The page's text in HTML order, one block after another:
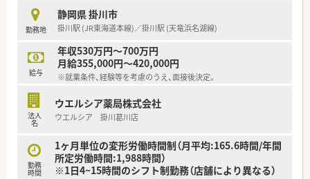
■育児休暇は3歳まで取得が可能で、時短制度は小学5年生まで
時短勤務ができるよう変更予定です。
■年間休日が120日とワークライフバランスが整っています
■日用品から常備薬まで、従業員割引制度など嬉しいメリットも
たくさんあります！
勤務地
静岡県 掛川市
掛川駅 (JR東海道本線)／掛川駅 (天竜浜名湖線)
給与
年収530万円～700万円
月給355,000円～420,000円
※就業条件、経験等を考慮のうえ、面接後決定。
法人
名
ウエルシア薬局株式会社
ウエルシア 掛川葛川店
勤務
時間
1ヶ月単位の変形労働時間制（月平均:165.6時間/年間
所定労働時間:1,988時間）
※1日4~15時間のシフト制勤務（店舗により異なる）